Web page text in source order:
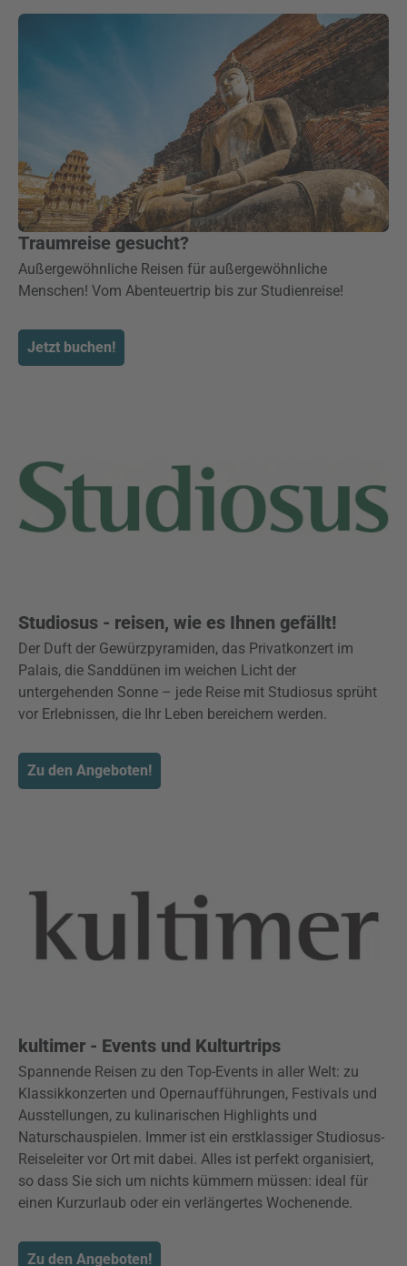
Traumreise gesucht?
Außergewöhnliche Reisen für außergewöhnliche
Menschen! Vom Abenteuertrip bis zur Studienreise!
Jetzt buchen!
Studiosus - reisen, wie es Ihnen gefällt!
Der Duft der Gewürzpyramiden, das Privatkonzert im
Palais, die Sanddünen im weichen Licht der
untergehenden Sonne – jede Reise mit Studiosus sprüht
vor Erlebnissen, die Ihr Leben bereichern werden.
Zu den Angeboten!
kultimer - Events und Kulturtrips
Spannende Reisen zu den Top-Events in aller Welt: zu
Klassikkonzerten und Opernaufführungen, Festivals und
Ausstellungen, zu kulinarischen Highlights und
Naturschauspielen. Immer ist ein erstklassiger Studiosus-
Reiseleiter vor Ort mit dabei. Alles ist perfekt organisiert,
so dass Sie sich um nichts kümmern müssen: ideal für
einen Kurzurlaub oder ein verlängertes Wochenende.
Zu den Angeboten!